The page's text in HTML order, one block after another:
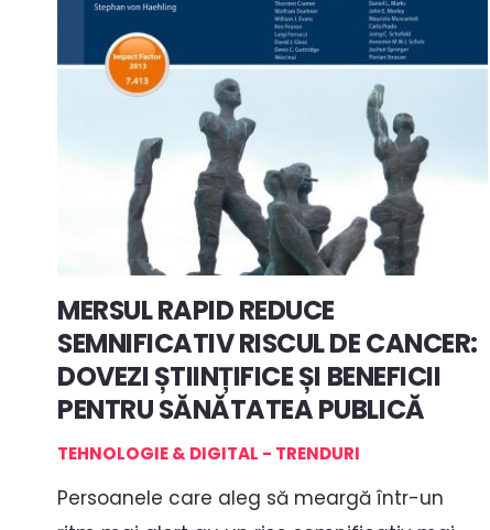
MERSUL RAPID REDUCE
SEMNIFICATIV RISCUL DE CANCER:
DOVEZI ȘTIINȚIFICE ȘI BENEFICII
PENTRU SĂNĂTATEA PUBLICĂ
TEHNOLOGIE & DIGITAL - TRENDURI
Persoanele care aleg să meargă într-un